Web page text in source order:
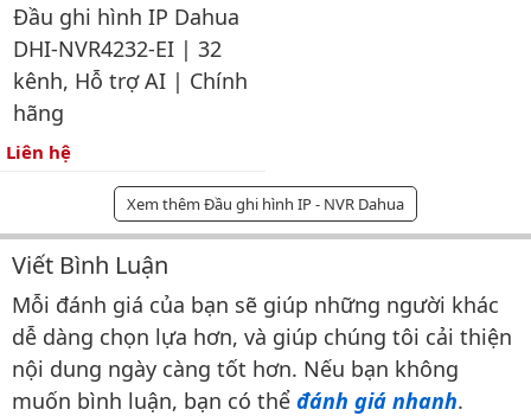
Đầu ghi hình IP Dahua
DHI-NVR4232-EI | 32
kênh, Hỗ trợ AI | Chính
hãng
Liên hệ
Xem thêm Đầu ghi hình IP - NVR Dahua
Bình luận & Đánh giá
Viết Bình Luận
Mỗi đánh giá của bạn sẽ giúp những người khác
dễ dàng chọn lựa hơn, và giúp chúng tôi cải thiện
nội dung ngày càng tốt hơn. Nếu bạn không
muốn bình luận, bạn có thể đánh giá nhanh.